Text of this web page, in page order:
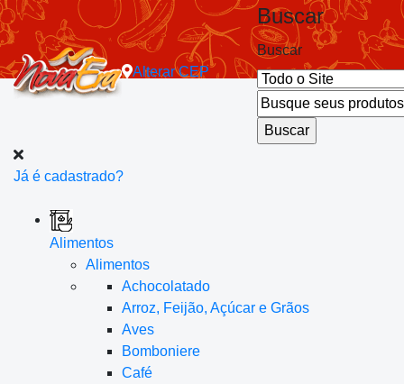
AlterarCEP
Buscar
Buscar
Já é cadastrado?
Alimentos
Alimentos
Achocolatado
Arroz, Feijão, Açúcar e Grãos
Aves
Bomboniere
Café